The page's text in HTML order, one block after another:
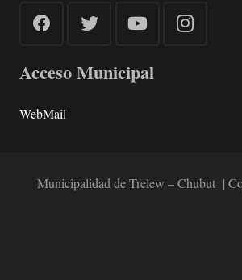
Acceso Municipal
WebMail
Municipalidad de Trelew – Chubut |